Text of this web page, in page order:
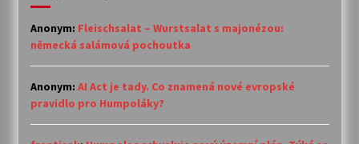
Anonym: Fleischsalat – Wurstsalat s majonézou:
německá salámová pochoutka
Anonym: AI Act je tady. Co znamená nové evropské
pravidlo pro Humpoláky?